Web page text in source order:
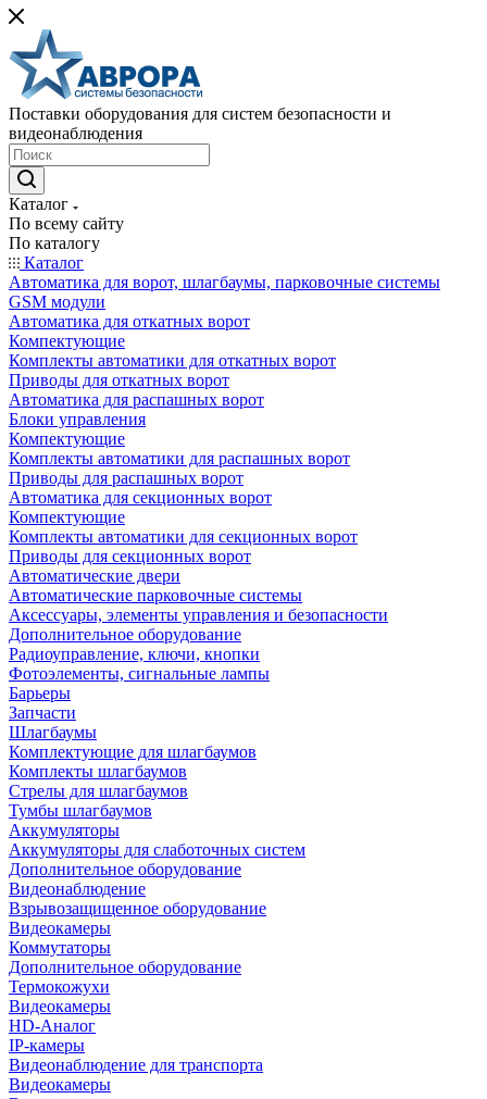
Поставки оборудования для систем безопасности и
видеонаблюдения
Каталог
По всему сайту
По каталогу
Каталог
Автоматика для ворот, шлагбаумы, парковочные системы
GSM модули
Автоматика для откатных ворот
Компектующие
Комплекты автоматики для откатных ворот
Приводы для откатных ворот
Автоматика для распашных ворот
Блоки управления
Компектующие
Комплекты автоматики для распашных ворот
Приводы для распашных ворот
Автоматика для секционных ворот
Компектующие
Комплекты автоматики для секционных ворот
Приводы для секционных ворот
Автоматические двери
Автоматические парковочные системы
Аксессуары, элементы управления и безопасности
Дополнительное оборудование
Радиоуправление, ключи, кнопки
Фотоэлементы, сигнальные лампы
Барьеры
Запчасти
Шлагбаумы
Комплектующие для шлагбаумов
Комплекты шлагбаумов
Стрелы для шлагбаумов
Тумбы шлагбаумов
Аккумуляторы
Аккумуляторы для слаботочных систем
Дополнительное оборудование
Видеонаблюдение
Взрывозащищенное оборудование
Видеокамеры
Коммутаторы
Дополнительное оборудование
Термокожухи
Видеокамеры
HD-Аналог
IP-камеры
Видеонаблюдение для транспорта
Видеокамеры